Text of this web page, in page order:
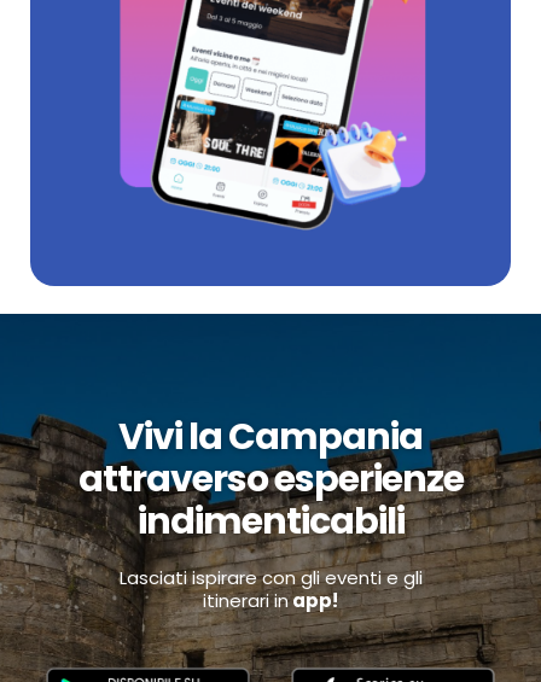
Vivi la Campania
attraverso esperienze
indimenticabili
Lasciati ispirare con gli eventi e gli
itinerari inapp!